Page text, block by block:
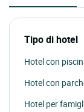
Tipo di hotel
Hotel con
Hotel con
Hotel per